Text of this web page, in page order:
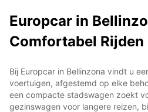
Europcar in
Comfortabel Rijden
Bij Europcar in Bellinzona vindt u
voertuigen, afgestemd op elke
een compacte stadswagen zoekt
gezinswagen voor langere reizen,